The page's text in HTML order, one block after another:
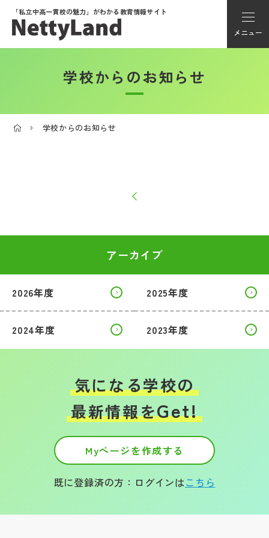
「私立中高一貫校の魅力」がわかる教育情報サイト
メニュー
アカウント登録
帰国生受験情報
説明会・イベント情報
学校からのお知らせ
学校HP最新情報
NettyLandかわら版
学校からのお知らせ
学校からのお知らせ
アーカイブ
2026年度 2025年度
2024年度 2023年度
気になる学校の
最新情報をGet!
Myページを作成する
既に登録済の方：ログインはこちら